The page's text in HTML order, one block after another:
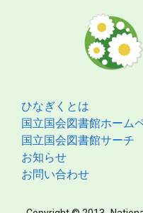
ひなぎくとは
国立国会図書館ホーム
国立国会図書館サーチ
お知らせ
お問い合わせ